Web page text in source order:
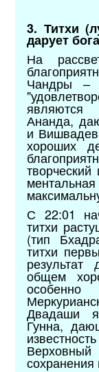
3. Титхи
дарует
На
Чандры –
Ананда,
и
хороших
С 22:01
титхи
(тип
титхи
общем
Двадаши
Гунна,